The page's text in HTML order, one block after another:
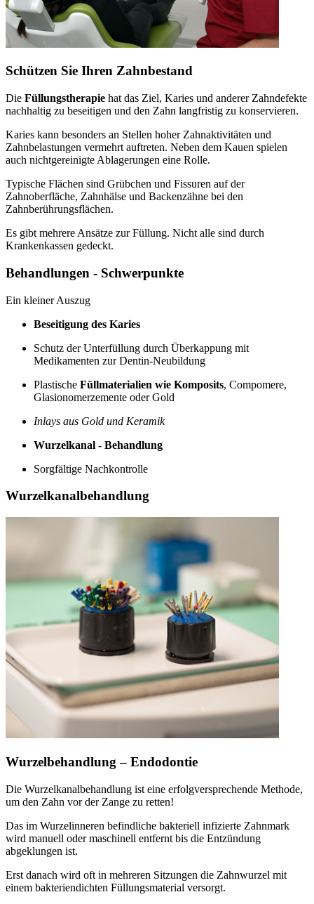
Schützen Sie Ihren Zahnbestand
Die Füllungstherapie hat das Ziel, Karies und anderer Zahndefekte
nachhaltig zu beseitigen und den Zahn langfristig zu konservieren.
Karies kann besonders an Stellen hoher Zahnaktivitäten und
Zahnbelastungen vermehrt auftreten. Neben dem Kauen spielen
auch nichtgereinigte Ablagerungen eine Rolle.
Typische Flächen sind Grübchen und Fissuren auf der
Zahnoberfläche, Zahnhälse und Backenzähne bei den
Zahnberührungsflächen.
Es gibt mehrere Ansätze zur Füllung. Nicht alle sind durch
Krankenkassen gedeckt.
Behandlungen - Schwerpunkte
Ein kleiner Auszug
Beseitigung des Karies
Schutz der Unterfüllung durch Überkappung mit
Medikamenten zur Dentin-Neubildung
Plastische Füllmaterialien wie Komposits, Compomere,
Glasionomerzemente oder Gold
Inlays aus Gold und Keramik
Wurzelkanal - Behandlung
Sorgfältige Nachkontrolle
Wurzelkanalbehandlung
Wurzelbehandlung – Endodontie
Die Wurzelkanalbehandlung ist eine erfolgversprechende Methode,
um den Zahn vor der Zange zu retten!
Das im Wurzelinneren befindliche bakteriell infizierte Zahnmark
wird manuell oder maschinell entfernt bis die Entzündung
abgeklungen ist.
Erst danach wird oft in mehreren Sitzungen die Zahnwurzel mit
einem bakteriendichten Füllungsmaterial versorgt.